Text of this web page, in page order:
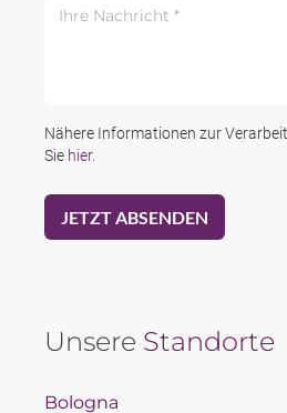
Nähere Informationen zur
Sie hier.
Unsere Standorte
Bologna